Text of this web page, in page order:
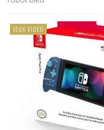
JEUX VIDÉO